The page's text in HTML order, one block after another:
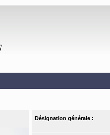
Désignation générale :